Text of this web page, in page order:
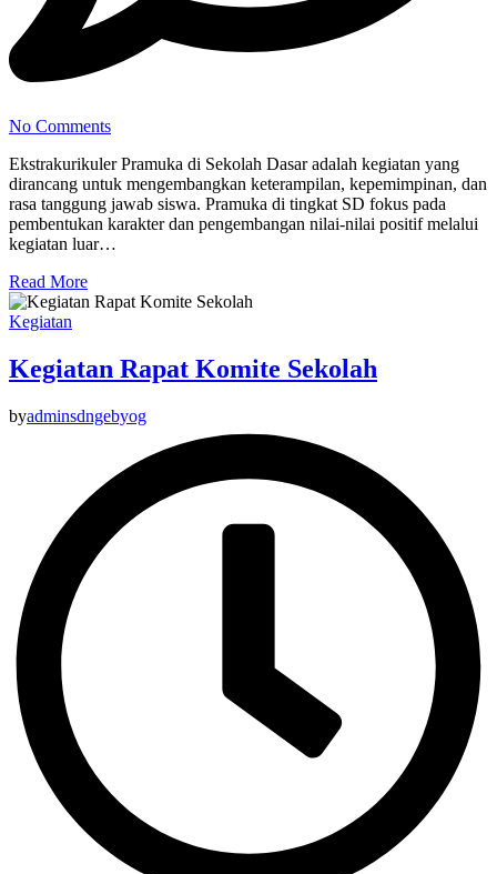
No Comments
Ekstrakurikuler Pramuka di Sekolah Dasar adalah kegiatan yang
dirancang untuk mengembangkan keterampilan, kepemimpinan, dan
rasa tanggung jawab siswa. Pramuka di tingkat SD fokus pada
pembentukan karakter dan pengembangan nilai-nilai positif melalui
kegiatan luar…
Read More
Kegiatan
Kegiatan Rapat Komite Sekolah
byadminsdngebyog